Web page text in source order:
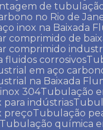
de
no Rio de
inox na Baixada
comprimido de
comprimido
fluidos corrosivos
em aço
na Baixada
304
Tubulação
para indústrias
preço
Tubulação
Tubulação química